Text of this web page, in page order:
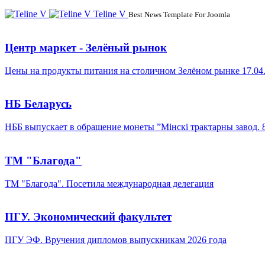
Teline V Best News Template For Joomla
Центр маркет - Зелёный рынок
Цены на продукты питания на столичном Зелёном рынке
НБ Беларусь
НББ выпускает в обращение монеты ”Мінскі трактарны завод.
ТМ "Благода"
ТМ "Благода". Посетила международная делегация
ПГУ. Экономический факультет
ПГУ ЭФ. Вручения дипломов выпускникам 2026 года